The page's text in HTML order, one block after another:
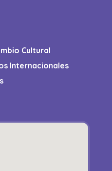
Cultural
Internacionales